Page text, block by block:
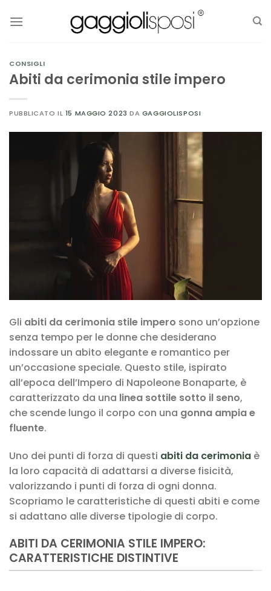
CONSIGLI
Abiti da cerimonia stile impero
PUBBLICATO IL 15 MAGGIO 2023 DA GAGGIOLISPOSI
Gli abiti da cerimonia stile impero sono un’opzione
senza tempo per le donne che desiderano
indossare un abito elegante e romantico per
un’occasione speciale. Questo stile, ispirato
all’epoca dell’Impero di Napoleone Bonaparte, è
caratterizzato da una linea sottile sotto il seno,
che scende lungo il corpo con una gonna ampia e
fluente.
Uno dei punti di forza di questi abiti da cerimonia è
la loro capacità di adattarsi a diverse fisicità,
valorizzando i punti di forza di ogni donna.
Scopriamo le caratteristiche di questi abiti e come
si adattano alle diverse tipologie di corpo.
ABITI DA CERIMONIA STILE IMPERO:
CARATTERISTICHE DISTINTIVE